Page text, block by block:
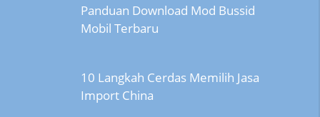
Panduan Download Mod Bussid
Mobil Terbaru
10 Langkah Cerdas Memilih Jasa
Import China